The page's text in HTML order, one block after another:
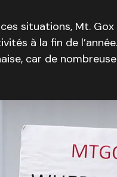
situations, Mt.
à la fin de
car de